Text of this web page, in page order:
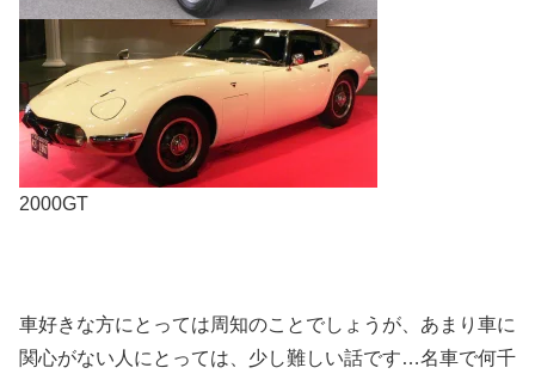
2000GT
車好きな方にとっては周知のことでしょうが、あまり車に
関心がない人にとっては、少し難しい話です…名車で何千